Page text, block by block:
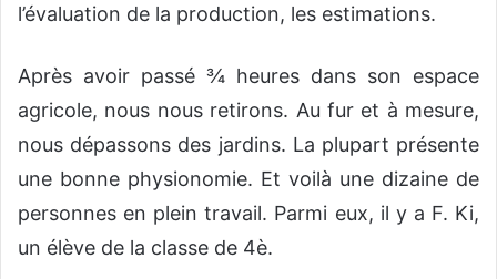
l’évaluation de la production, les estimations.
Après avoir passé ¾ heures dans son espace
agricole, nous nous retirons. Au fur et à mesure,
nous dépassons des jardins. La plupart présente
une bonne physionomie. Et voilà une dizaine de
personnes en plein travail. Parmi eux, il y a F. Ki,
un élève de la classe de 4è.